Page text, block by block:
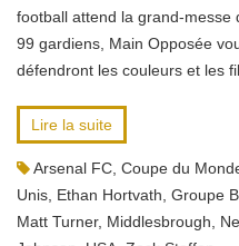
football attend la grand-messe
99 gardiens, Main Opposée
défendront les couleurs et les
Lire la suite
Arsenal FC Coupe du
Unis Ethan Hortvath Groupe B
Matt Turner, Middlesbrough